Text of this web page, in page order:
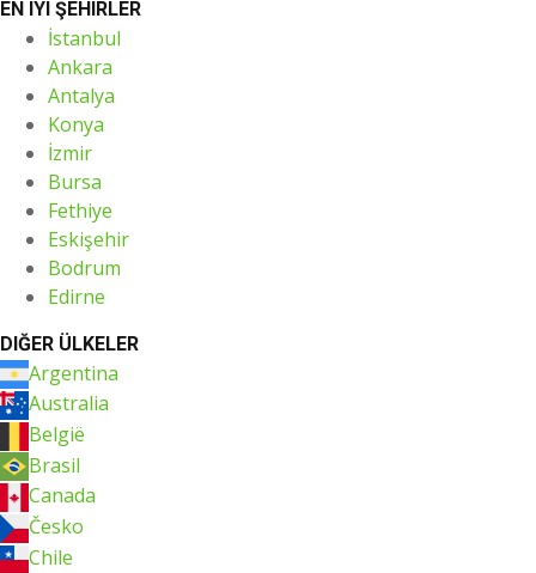
EN IYI ŞEHIRLER
İstanbul
Ankara
Antalya
Konya
İzmir
Bursa
Fethiye
Eskişehir
Bodrum
Edirne
DIĞER ÜLKELER
Argentina
Australia
België
Brasil
Canada
Česko
Chile